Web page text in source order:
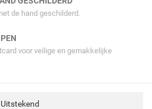
de hand geschilderd.
voor veilige en gemakkelijke
Uitstekend